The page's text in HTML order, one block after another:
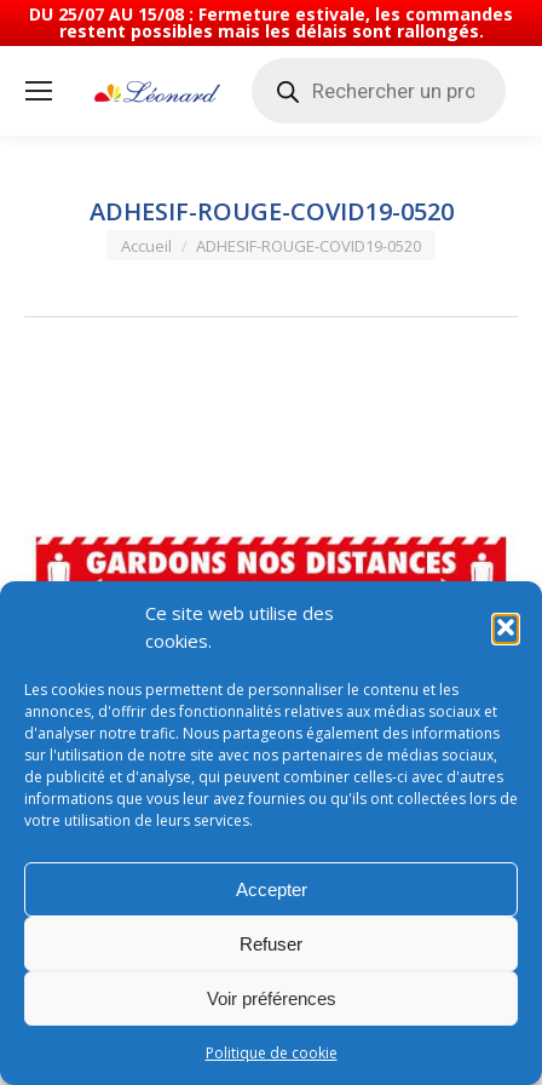
DU 25/07 AU 15/08 : Fermeture estivale, les commandes
restent possibles mais les délais sont rallongés.
Ce site web utilise des
cookies.
Les cookies nous permettent de personnaliser le contenu et les
annonces, d'offrir des fonctionnalités relatives aux médias sociaux et
d'analyser notre trafic. Nous partageons également des informations
sur l'utilisation de notre site avec nos partenaires de médias sociaux,
de publicité et d'analyse, qui peuvent combiner celles-ci avec d'autres
informations que vous leur avez fournies ou qu'ils ont collectées lors de
votre utilisation de leurs services.
Accepter
Refuser
Voir préférences
Politique de cookie
produits
ADHESIF-ROUGE-COVID19-0520
Vous êtes ici :
Accueil ADHESIF-ROUGE-COVID19-0520
Conditions générales de vente
footer